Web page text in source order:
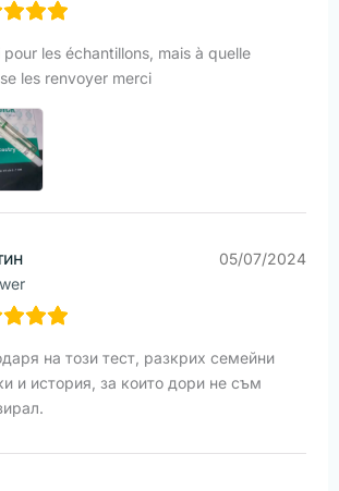
pour les échantillons, mais à quelle
les renvoyer merci
05/07/2024
на този тест, разкрих семейни
и история, за които дори не съм